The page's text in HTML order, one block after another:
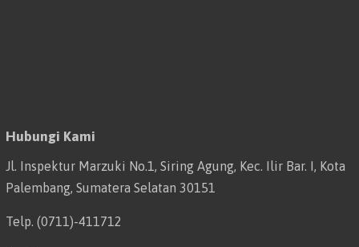
Hubungi Kami
Jl. Inspektur Marzuki No.1, Siring Agung, Kec. Ilir Bar. I, Kota
Palembang, Sumatera Selatan 30151
Telp. (0711)-411712